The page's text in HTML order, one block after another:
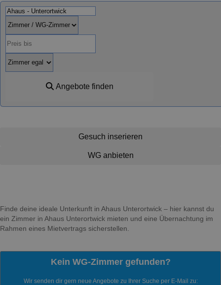
Angebote finden
Gesuch inserieren
WG anbieten
Finde deine ideale Unterkunft in Ahaus Unterortwick – hier kannst du
ein Zimmer in Ahaus Unterortwick mieten und eine Übernachtung im
Rahmen eines Mietvertrags sicherstellen.
Kein WG-Zimmer gefunden?
Wir senden dir gern neue Angebote zu Ihrer Suche per E-Mail zu: